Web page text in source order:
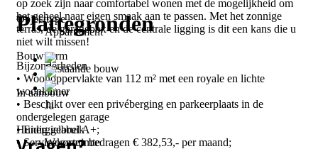
op zoek zijn naar comfortabel wonen met de mogelijkheid om
het geheel naar eigen smaak aan te passen. Met het zonnige
terras, de garagebox en de centrale ligging is dit een kans die u
niet wilt missen!
Bijzonderheden
• Woonoppervlakte van 112 m² met een royale en lichte
woonkamer
• Beschikt over een privéberging en parkeerplaats in de
ondergelegen garage
• Energielabel A+;
• Servicekosten bedragen € 382,53,- per maand;
Objecttype
Appartement
Bouwvorm
Bestaande bouw
In aanbouw
Ja
Huidig gebruik
Woonruimte
Plattegronden